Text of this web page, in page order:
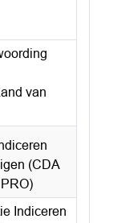
van
(CDA
Indiceren